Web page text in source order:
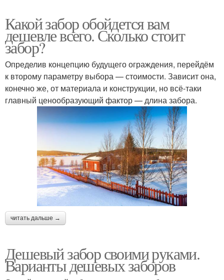
Какой забор обойдется вам
дешевле всего. Сколько стоит
забор?
Определив концепцию будущего ограждения, перейдём
к второму параметру выбора — стоимости. Зависит она,
конечно же, от материала и конструкции, но всё-таки
главный ценообразующий фактор — длина забора.
читать дальше →
Дешевый забор своими руками.
Варианты дешевых заборов